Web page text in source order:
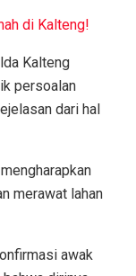
di Kalteng!
Kalteng
persoalan
dari hal
merawat lahan
awak